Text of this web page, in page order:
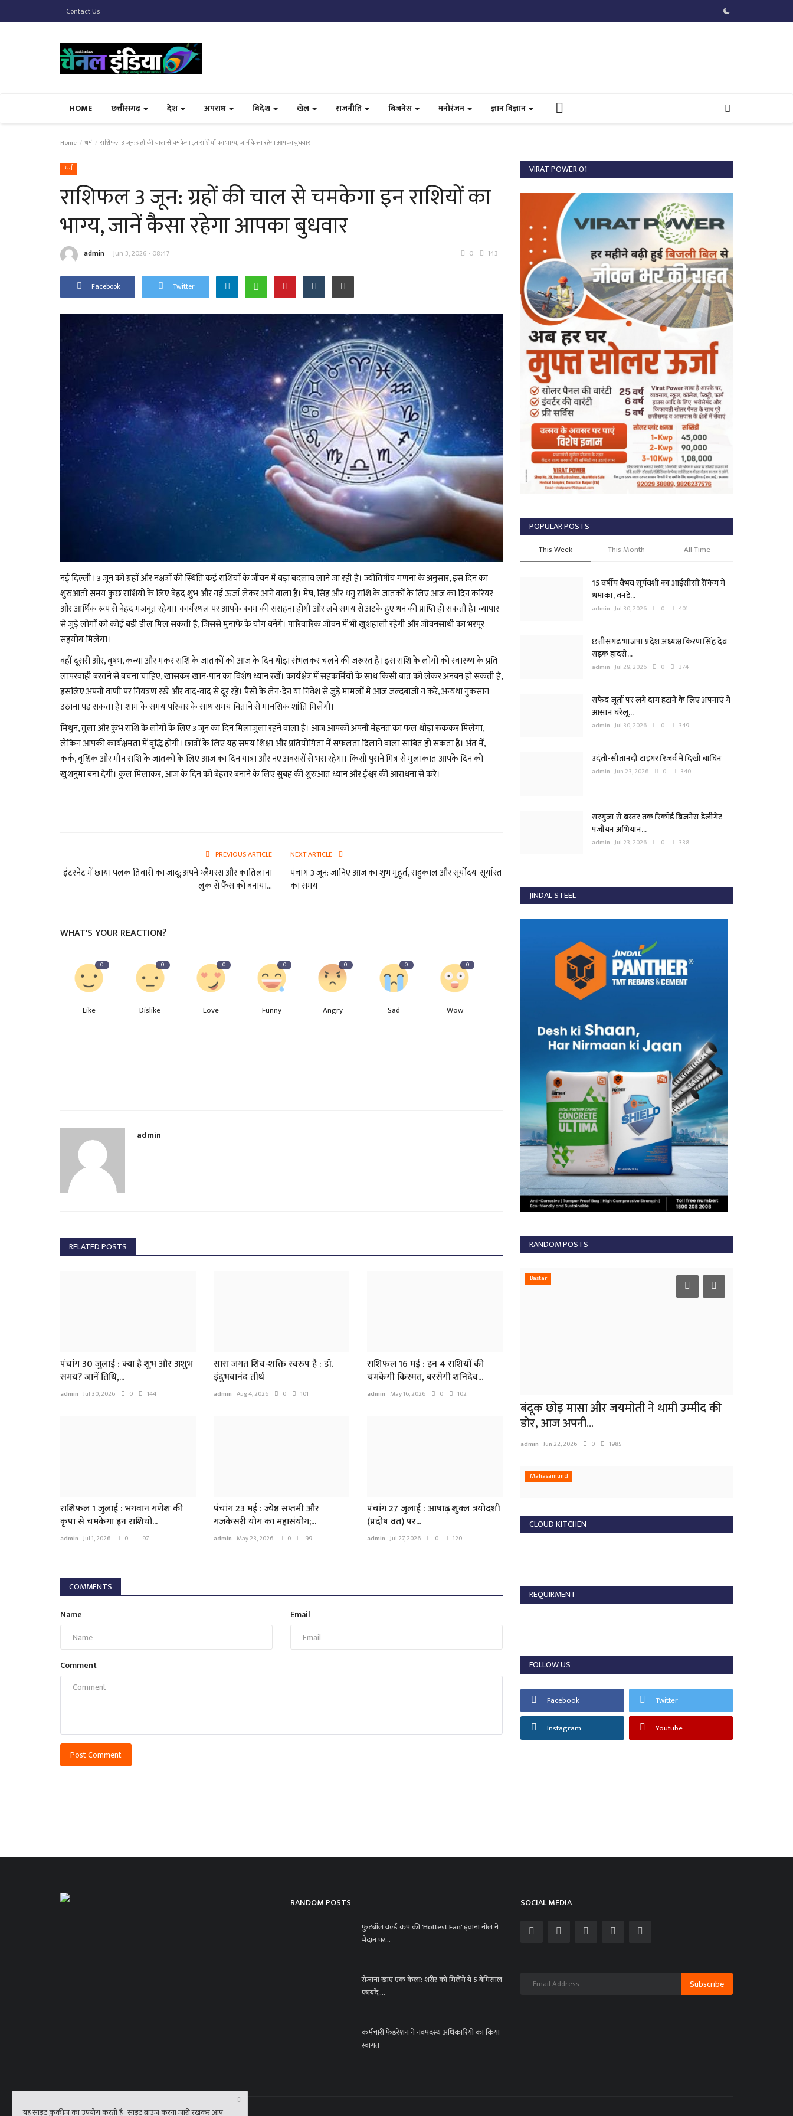
Contact Us
HOME छत्तीसगढ़ देश अपराध विदेश खेल राजनीति बिजनेस मनोरंजन ज्ञान विज्ञान
Home धर्म राशिफल 3 जून: ग्रहों की चाल से चमकेगा इन राशियों का भाग्य, जानें कैसा रहेगा आपका बुधवार
धर्म
राशिफल 3 जून: ग्रहों की चाल से चमकेगा इन राशियों का
भाग्य, जानें कैसा रहेगा आपका बुधवार
admin Jun 3, 2026 - 08:47 0 143
Facebook Twitter
नई दिल्ली। 3 जून को ग्रहों और नक्षत्रों की स्थिति कई राशियों के जीवन में बड़ा बदलाव लाने जा रही है। ज्योतिषीय गणना के अनुसार, इस दिन का
शुरुआती समय कुछ राशियों के लिए बेहद शुभ और नई ऊर्जा लेकर आने वाला है। मेष, सिंह और धनु राशि के जातकों के लिए आज का दिन करियर
और आर्थिक रूप से बेहद मजबूत रहेगा। कार्यस्थल पर आपके काम की सराहना होगी और लंबे समय से अटके हुए धन की प्राप्ति हो सकती है। व्यापार
से जुड़े लोगों को कोई बड़ी डील मिल सकती है, जिससे मुनाफे के योग बनेंगे। पारिवारिक जीवन में भी खुशहाली रहेगी और जीवनसाथी का भरपूर
सहयोग मिलेगा।
वहीं दूसरी ओर, वृषभ, कन्या और मकर राशि के जातकों को आज के दिन थोड़ा संभलकर चलने की जरूरत है। इस राशि के लोगों को स्वास्थ्य के प्रति
लापरवाही बरतने से बचना चाहिए, खासकर खान-पान का विशेष ध्यान रखें। कार्यक्षेत्र में सहकर्मियों के साथ किसी बात को लेकर अनबन हो सकती है,
इसलिए अपनी वाणी पर नियंत्रण रखें और वाद-वाद से दूर रहें। पैसों के लेन-देन या निवेश से जुड़े मामलों में आज जल्दबाजी न करें, अन्यथा नुकसान
उठाना पड़ सकता है। शाम के समय परिवार के साथ समय बिताने से मानसिक शांति मिलेगी।
मिथुन, तुला और कुंभ राशि के लोगों के लिए 3 जून का दिन मिलाजुला रहने वाला है। आज आपको अपनी मेहनत का फल थोड़ा रुककर मिलेगा,
लेकिन आपकी कार्यक्षमता में वृद्धि होगी। छात्रों के लिए यह समय शिक्षा और प्रतियोगिता में सफलता दिलाने वाला साबित हो सकता है। अंत में,
कर्क, वृश्चिक और मीन राशि के जातकों के लिए आज का दिन यात्रा और नए अवसरों से भरा रहेगा। किसी पुराने मित्र से मुलाकात आपके दिन को
खुशनुमा बना देगी। कुल मिलाकर, आज के दिन को बेहतर बनाने के लिए सुबह की शुरुआत ध्यान और ईश्वर की आराधना से करे।
PREVIOUS ARTICLE
इंटरनेट में छाया पलक तिवारी का जादू; अपने ग्लैमरस और कातिलाना
लुक से फैंस को बनाया...
NEXT ARTICLE
पंचांग 3 जून: जानिए आज का शुभ मुहूर्त, राहुकाल और सूर्योदय-सूर्यास्त
का समय
WHAT'S YOUR REACTION?
0
Like
0
Dislike
0
Love
0
Funny
0
Angry
0
Sad
0
Wow
admin
RELATED POSTS
पंचांग 30 जुलाई : क्या है शुभ और अशुभ
समय? जानें तिथि,...
admin Jul 30, 2026 0 144
सारा जगत शिव-शक्ति स्वरुप है : डॉ.
इंदुभवानंद तीर्थ
admin Aug 4, 2026 0 101
राशिफल 16 मई : इन 4 राशियों की
चमकेगी किस्मत, बरसेगी शनिदेव...
admin May 16, 2026 0 102
राशिफल 1 जुलाई : भगवान गणेश की
कृपा से चमकेगा इन राशियों...
admin Jul 1, 2026 0 97
पंचांग 23 मई : ज्येष्ठ सप्तमी और
गजकेसरी योग का महासंयोग;...
admin May 23, 2026 0 99
पंचांग 27 जुलाई : आषाढ़ शुक्ल त्रयोदशी
(प्रदोष व्रत) पर...
admin Jul 27, 2026 0 120
COMMENTS
Name Email
Comment
Post Comment
VIRAT POWER 01
POPULAR POSTS
This Week This Month All Time
15 वर्षीय वैभव सूर्यवंशी का आईसीसी रैंकिंग में
धमाका, वनडे...
admin Jul 30, 2026 0 401
छत्तीसगढ़ भाजपा प्रदेश अध्यक्ष किरण सिंह देव
सड़क हादसे...
admin Jul 29, 2026 0 374
सफेद जूतों पर लगे दाग हटाने के लिए अपनाएं ये
आसान घरेलू...
admin Jul 30, 2026 0 349
उदंती-सीतानदी टाइगर रिजर्व में दिखी बाघिन
admin Jun 23, 2026 0 340
सरगुजा से बस्तर तक रिकॉर्ड बिजनेस डेलीगेट
पंजीयन अभियान...
admin Jul 23, 2026 0 338
JINDAL STEEL
RANDOM POSTS
Bastar
बंदूक छोड़ मासा और जयमोती ने थामी उम्मीद की
डोर, आज अपनी...
admin Jun 22, 2026 0 1985
Mahasamund
विधायक डॉ. संपत अग्रवाल ने पीएम मोदी के सफल
Sukma
पानी की तलाश में पहुंचा तेंदुआ कुंए में गिरा
CLOUD KITCHEN
REQUIRMENT
FOLLOW US
Facebook Twitter
Instagram Youtube
RANDOM POSTS
फुटबॉल वर्ल्ड कप की 'Hottest Fan' इवाना नोल ने
मैदान पर...
रोजाना खाएं एक केला: शरीर को मिलेंगे ये 5 बेमिसाल
फायदे,...
कर्मचारी फेडरेशन ने नवपदस्थ अधिकारियों का किया
स्वागत
SOCIAL MEDIA
Subscribe
यह साइट कुकीज़ का उपयोग करती है। साइट ब्राउज़ करना जारी रखकर आप